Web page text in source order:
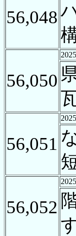
56,048
56,050
56,051
56,052